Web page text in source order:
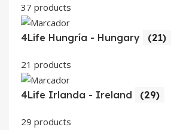
37 products
4Life Hungría - Hungary (21)
21 products
4Life Irlanda - Ireland (29)
29 products